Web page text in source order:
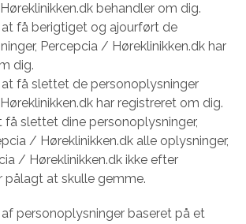
behandler om dig.
at få berigtiget og ajourført de
Percepcia / Høreklinikken.dk har
dig.
at få slettet de personoplysninger
har registreret om dig.
få slettet dine personoplysninger,
/ Høreklinikken.dk alle oplysninger,
/ Høreklinikken.dk ikke efter
pålagt at skulle gemme.
personoplysninger baseret på et